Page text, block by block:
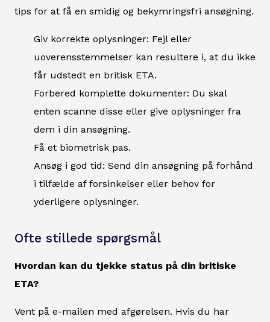
tips for at få en smidig og bekymringsfri ansøgning.
Giv korrekte oplysninger: Fejl eller
uoverensstemmelser kan resultere i, at du ikke
får udstedt en britisk ETA.
Forbered komplette dokumenter: Du skal
enten scanne disse eller give oplysninger fra
dem i din ansøgning.
Få et biometrisk pas.
Ansøg i god tid: Send din ansøgning på forhånd
i tilfælde af forsinkelser eller behov for
yderligere oplysninger.
Ofte stillede spørgsmål
Hvordan kan du tjekke status på din britiske
ETA?
Vent på e-mailen med afgørelsen. Hvis du har